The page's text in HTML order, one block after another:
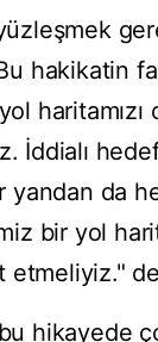
hakikatin
haritamızı
İddialı
yandan da
bir yol
etmeliyiz."
hikayede